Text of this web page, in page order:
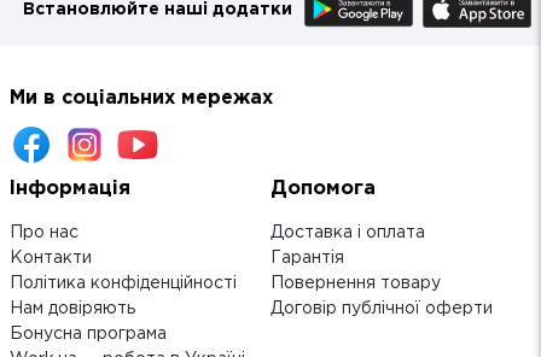
Встановлюйте наші додатки
Ми в соціальних мережах
Інформація
Про нас
Контакти
Політика конфіденційності
Нам довіряють
Бонусна програма
Допомога
Доставка і оплата
Гарантія
Повернення товару
Договір публічної оферти